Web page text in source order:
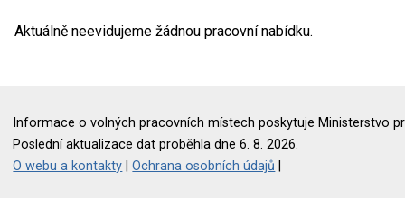
Aktuálně neevidujeme žádnou pracovní nabídku.
Informace o volných pracovních místech poskytuje Ministerstvo
Poslední aktualizace dat proběhla dne 6. 8. 2026.
O webu a kontakty |Ochrana osobních údajů